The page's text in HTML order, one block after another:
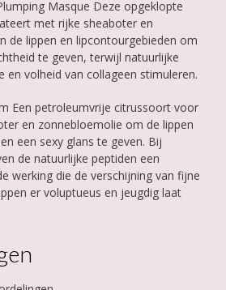
Masque Deze opgeklopte
met rijke sheaboter en
de lippen en lipcontourgebieden om
te geven, terwijl natuurlijke
en volheid van collageen stimuleren.
Een petroleumvrije citrussoort voor
en zonnebloemolie om de lippen
een sexy glans te geven. Bij
de natuurlijke peptiden een
werking die de verschijning van fijne
er voluptueus en jeugdig laat